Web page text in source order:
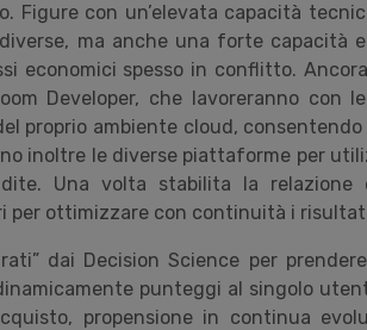
Figure con un’elevata capacità
ma anche una forte capacità
economici spesso in conflitto.
Developer, che lavoreranno con
proprio ambiente cloud,
inoltre le diverse piattaforme per
Una volta stabilita la relazione
per ottimizzare con continuità i
dai Decision Science per
punteggi al singolo
propensione in continua